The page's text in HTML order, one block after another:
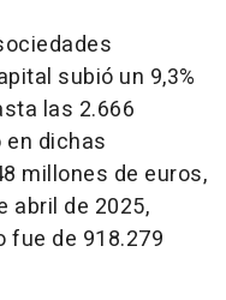
subió un 9,3%
las 2.666
dichas
millones de euros,
abril de 2025,
fue de 918.279